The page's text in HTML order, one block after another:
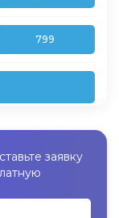
799
заявку